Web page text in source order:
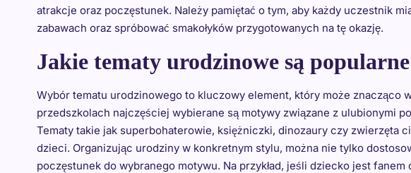
atrakcje oraz poczęstunek. Należy pamiętać o tym, aby każdy uczestnik
zabawach oraz spróbować smakołyków przygotowanych na tę okazję.
Jakie tematy urodzinowe są
Wybór tematu urodzinowego to kluczowy element, który może znacząco
przedszkolach najczęściej wybierane są motywy związane z ulubionymi
Tematy takie jak superbohaterowie, księżniczki, dinozaury czy zwierzęta
dzieci. Organizując urodziny w konkretnym stylu, można nie tylko
poczęstunek do wybranego motywu. Na przykład, jeśli dziecko jest